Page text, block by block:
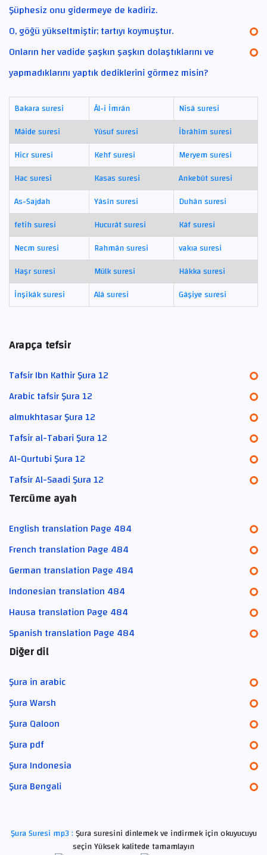
Şüphesiz onu gidermeye de kadiriz.
O, göğü yükseltmiştir; tartıyı koymuştur.
Onların her vadide şaşkın şaşkın dolaştıklarını ve
yapmadıklarını yaptık dediklerini görmez misin?
Bakara suresi Âl-i İmrân
Nisâ suresi
Mâide suresi
Yûsuf suresi
İbrâhîm suresi
Hicr suresi
Kehf suresi
Meryem suresi
Hac suresi
Kasas suresi
Ankebût suresi
As-Sajdah
Yâsîn suresi
Duhân suresi
fetih suresi
Hucurât suresi
Kâf suresi
Necm suresi
Rahmân suresi
vakıa suresi
Haşr suresi
Mülk suresi
Hâkka suresi
İnşikâk suresi
Alâ suresi Gâşiye suresi
Arapça tefsir
Tafsir Ibn Kathir Şura 12
Arabic tafsir Şura 12
almukhtasar Şura 12
Tafsir al-Tabari Şura 12
Al-Qurtubi Şura 12
Tafsir Al-Saadi Şura 12
Tercüme ayah
English translation Page 484
French translation Page 484
German translation Page 484
Indonesian translation 484
Hausa translation Page 484
Spanish translation Page 484
Diğer dil
Şura in arabic
Şura Warsh
Şura Qaloon
Şura pdf
Şura Indonesia
Şura Bengali
Şura Suresi mp3 :Şura suresini dinlemek ve indirmek için okuyucuyu
seçin Yüksek kalitede tamamlayın